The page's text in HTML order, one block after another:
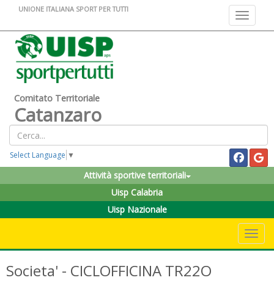
Toggle
UNIONE ITALIANA SPORT PER TUTTI
Comitato Territoriale
Catanzaro
Select Language ▼
Attività sportive territoriali
Uisp Calabria
Uisp Nazionale
Societa' - CICLOFFICINA TR22O